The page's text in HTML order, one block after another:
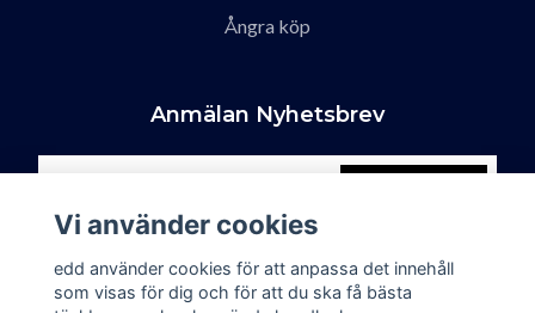
Ångra köp
Anmälan Nyhetsbrev
Vi använder cookies
edd använder cookies för att anpassa det innehåll
som visas för dig och för att du ska få bästa